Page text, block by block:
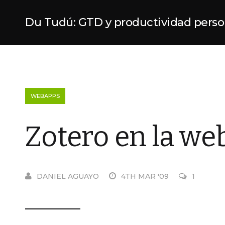
Du Tudú: GTD y productividad
WEBAPPS
Zotero en la
DANIEL AGUAYO 4TH MAR '09 1